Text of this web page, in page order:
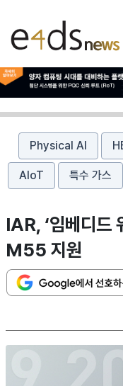
Physical AI
AIoT 특수 가스
IAR, ‘임베디
M55 지원